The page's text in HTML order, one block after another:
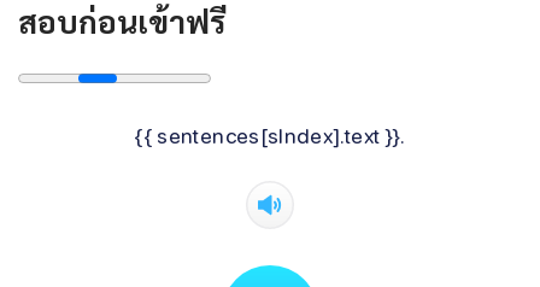
สอบก่อนเข้าฟรี
{{ sentences[sIndex].text }}.